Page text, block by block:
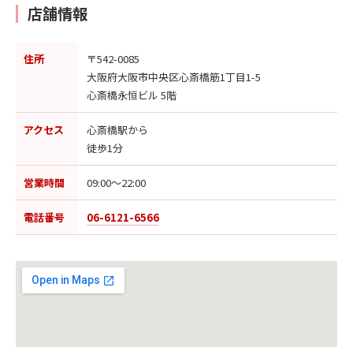
店舗情報
住所
〒542-0085
大阪府大阪市中央区心斎橋筋1丁目1-5
心斎橋永恒ビル 5階
アクセス
心斎橋駅から
徒歩1分
営業時間 09:00〜22:00
電話番号 06-6121-6566